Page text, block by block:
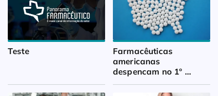
Teste
Farmacêuticas
americanas
despencam no 1º